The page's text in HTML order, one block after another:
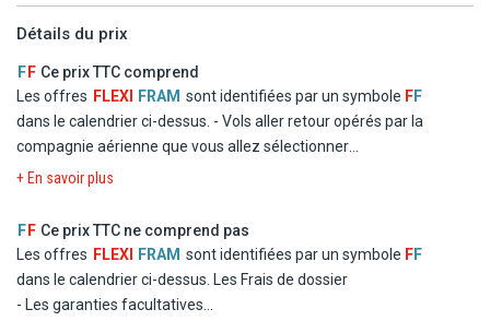
HAKONE : Ryokan Ichinoyu Honkan
TOKYO : Sunshine City Prince
Liste d'hôtels communiquée à titre indicatif, les hôtels vous seront
confirmés dans le carnet de voyage transmis quelques jours avant
le départ.
Détails du prix
F F Ce prix TTC comprend
Les offres FLEXI FRAM sont identifiées par un symbole FF
dans le calendrier ci-dessus. - Vols aller retour opérés par la
compagnie aérienne que vous allez sélectionner
- Logement en chambre double standard dans les hôtels
- La formule Repas
- Les taxes d'aéroport et de solidarité
- Le transfert
+ En savoir plus
F F Ce prix TTC ne comprend pas
Les offres FLEXI FRAM sont identifiées par un symbole FF
dans le calendrier ci-dessus.
Les Frais de dossier
- Les garanties facultatives